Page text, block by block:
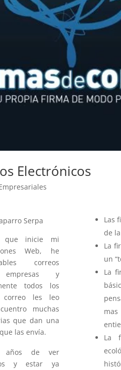
Electrónicos
Serpa
que inicie mi
Web, he
correos
y
todos los
les leo
muchas
que dan una
las envía.
años de ver
y estar ya
Las
de
La
un
La
La